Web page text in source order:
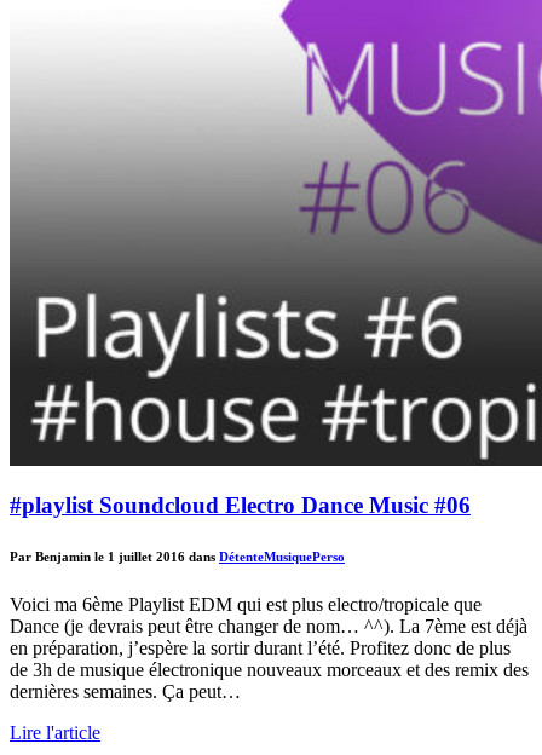
#playlist Soundcloud Electro Dance Music #06
Par Benjamin le 1 juillet 2016 dans DétenteMusiquePerso
Voici ma 6ème Playlist EDM qui est plus electro/tropicale que
Dance (je devrais peut être changer de nom… ^^). La 7ème est déjà
en préparation, j’espère la sortir durant l’été. Profitez donc de plus
de 3h de musique électronique nouveaux morceaux et des remix des
dernières semaines. Ça peut…
Lire l'article